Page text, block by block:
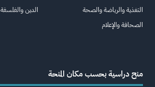
التغذية والرياضة والصحة
الصحافة والإعلام
الدين والفلسفة
منح دراسية بحسب مكان المنحة